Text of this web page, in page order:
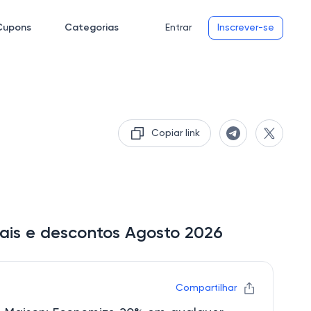
Categorias Entrar Inscrever-se
Copiar link
e descontos Agosto 2026
Compartilhar